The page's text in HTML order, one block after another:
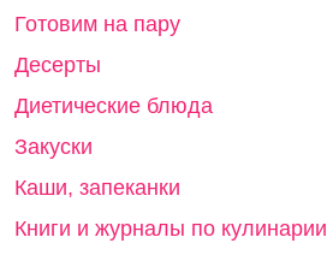
Готовим на пару
Десерты
Диетические блюда
Закуски
Каши, запеканки
Книги и журналы по кулинарии